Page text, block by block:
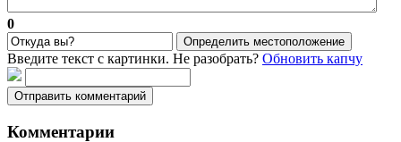
0
Определить местоположение
Введите текст с картинки. Не разобрать? Обновить капчу
Отправить комментарий
Комментарии